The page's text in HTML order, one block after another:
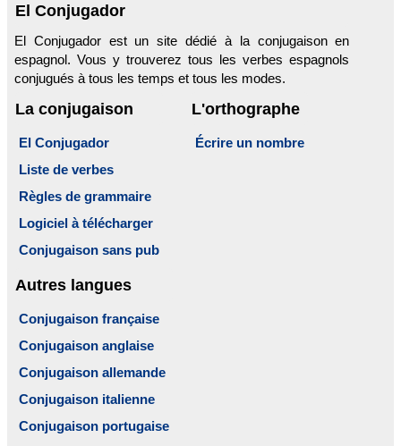
El Conjugador
El Conjugador est un site dédié à la conjugaison en
espagnol. Vous y trouverez tous les verbes espagnols
conjugués à tous les temps et tous les modes.
La conjugaison
El Conjugador
Liste de verbes
Règles de grammaire
Logiciel à télécharger
Conjugaison sans pub
L'orthographe
Écrire un nombre
Autres langues
Conjugaison française
Conjugaison anglaise
Conjugaison allemande
Conjugaison italienne
Conjugaison portugaise